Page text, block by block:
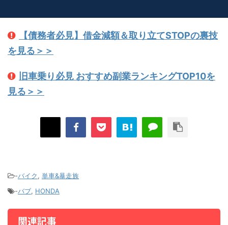
【債務者必見】借金減額＆取り立てSTOPの裏技
を見る＞＞
旧車乗り必見 おすすめ副業ランキングTOP10を
見る＞＞
-バイク, 単車&暴走族
-バブ, HONDA
関連記事